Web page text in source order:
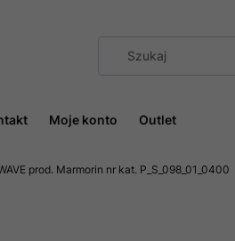
Moje konto Outlet
prod. Marmorin nr kat. P_S_098_01_0400